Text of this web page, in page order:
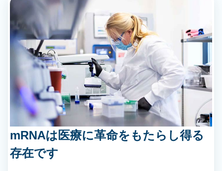
mRNAは医療に革命をもたらし得る
存在です